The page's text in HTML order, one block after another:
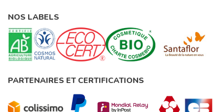
NOS LABELS
PARTENAIRES ET CERTIFICATIONS